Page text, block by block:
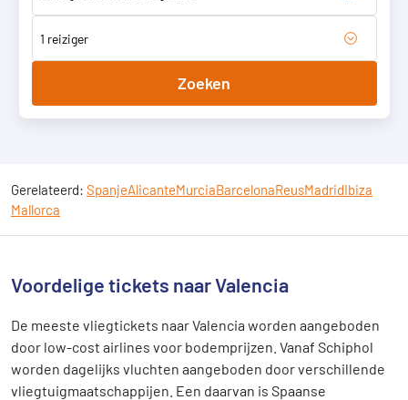
1 reiziger
Zoeken
Gerelateerd: SpanjeAlicanteMurciaBarcelonaReusMadridIbiza
Mallorca
Voordelige tickets naar Valencia
De meeste vliegtickets naar Valencia worden aangeboden
door low-cost airlines voor bodemprijzen. Vanaf Schiphol
worden dagelijks vluchten aangeboden door verschillende
vliegtuigmaatschappijen. Een daarvan is Spaanse